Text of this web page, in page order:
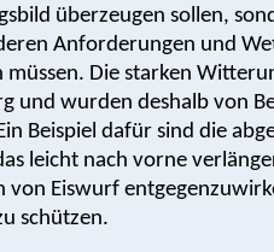
überzeugen sollen,
Anforderungen und
müssen. Die starken
und wurden deshalb von
Beispiel dafür sind die
leicht nach vorne
von Eiswurf
schützen.